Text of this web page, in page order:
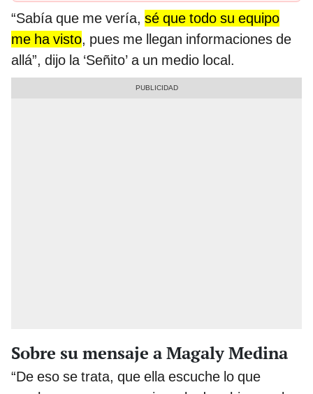
“Sabía que me vería, sé que todo su equipo
me ha visto, pues me llegan informaciones de
allá”, dijo la ‘Señito’ a un medio local.
Sobre su mensaje a Magaly Medina
“De eso se trata, que ella escuche lo que